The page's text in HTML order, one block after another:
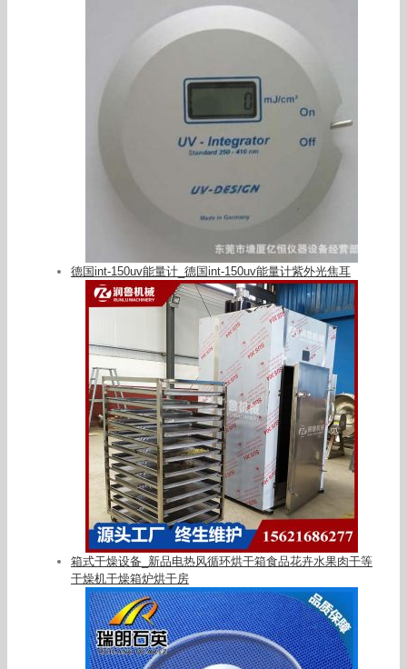
德国int-150uv能量计_德国int-150uv能量计紫外光焦耳
箱式干燥设备_新品电热风循环烘干箱食品花卉水果肉干等
干燥机干燥箱炉烘干房